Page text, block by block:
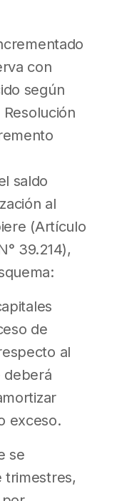
con
según
saldo
al
(Artículo
39.214),
de
al
deberá
exceso.
se
trimestres,